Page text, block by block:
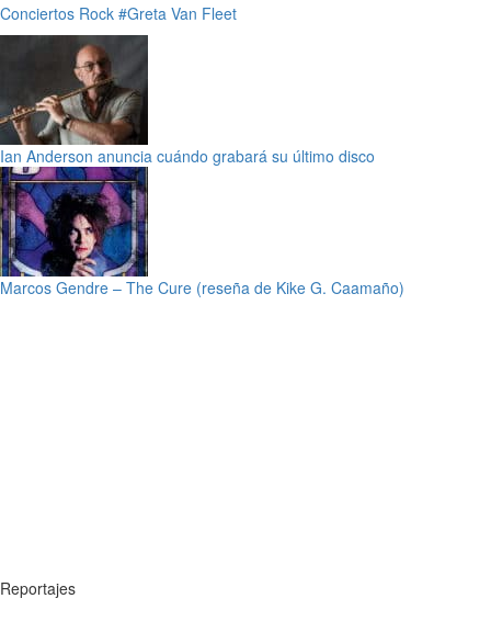
Conciertos Rock #Greta Van Fleet
Ian Anderson anuncia cuándo grabará su último disco
Marcos Gendre – The Cure (reseña de Kike G. Caamaño)
Reportajes